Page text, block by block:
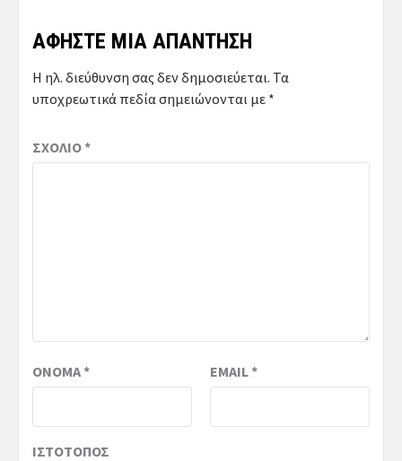
ΑΦΉΣΤΕ ΜΙΑ ΑΠΆΝΤΗΣΗ
Η ηλ. διεύθυνση σας δεν δημοσιεύεται. Τα
υποχρεωτικά πεδία σημειώνονται με *
ΣΧΌΛΙΟ*
ΌΝΟΜΑ* EMAIL*
ΙΣΤΌΤΟΠΟΣ